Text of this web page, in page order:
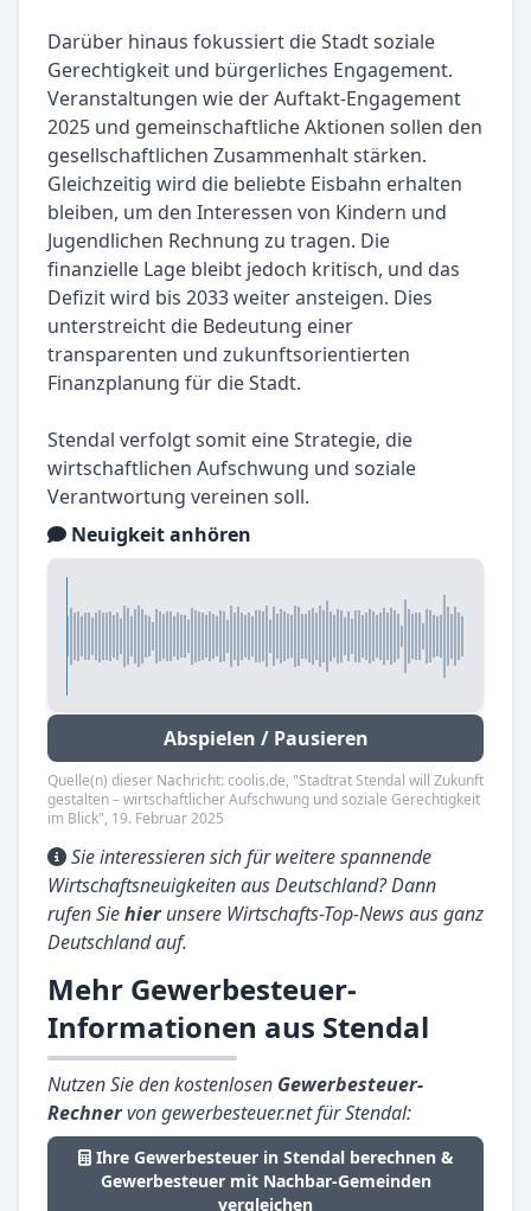
Darüber hinaus fokussiert die Stadt soziale
Gerechtigkeit und bürgerliches Engagement.
Veranstaltungen wie der Auftakt-Engagement
2025 und gemeinschaftliche Aktionen sollen den
gesellschaftlichen Zusammenhalt stärken.
Gleichzeitig wird die beliebte Eisbahn erhalten
bleiben, um den Interessen von Kindern und
Jugendlichen Rechnung zu tragen. Die
finanzielle Lage bleibt jedoch kritisch, und das
Defizit wird bis 2033 weiter ansteigen. Dies
unterstreicht die Bedeutung einer
transparenten und zukunftsorientierten
Finanzplanung für die Stadt.
Stendal verfolgt somit eine Strategie, die
wirtschaftlichen Aufschwung und soziale
Verantwortung vereinen soll.
Neuigkeit anhören
Abspielen / Pausieren
Quelle(n) dieser Nachricht: coolis.de, "Stadtrat Stendal will Zukunft
gestalten – wirtschaftlicher Aufschwung und soziale Gerechtigkeit
im Blick", 19. Februar 2025
Sie interessieren sich für weitere spannende
Wirtschaftsneuigkeiten aus Deutschland? Dann
rufen Siehierunsere Wirtschafts-Top-News aus ganz
Deutschland auf.
Mehr Gewerbesteuer-
Informationen aus Stendal
Nutzen Sie den kostenlosen Gewerbesteuer-
Rechnervon gewerbesteuer.net für Stendal:
Ihre Gewerbesteuer in Stendal berechnen &
Gewerbesteuer mit Nachbar-Gemeinden
vergleichen